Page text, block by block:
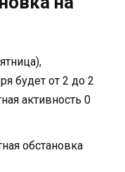
будет от 2 до 2
активность 0
обстановка